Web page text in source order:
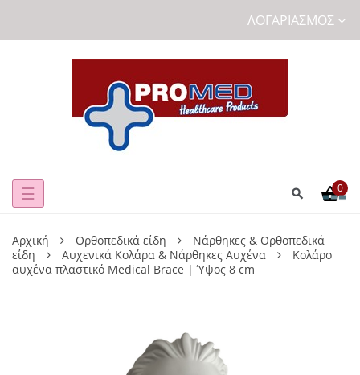
ΛΟΓΑΡΙΑΣΜΌΣ
Toggle
☰ 0
Αρχική Ορθοπεδικά είδη
Νάρθηκες & Ορθοπεδικά
είδη
Αυχενικά Κολάρα & Νάρθηκες Αυχένα
Κολάρο
αυχένα πλαστικό Medical Brace | Ύψος 8 cm